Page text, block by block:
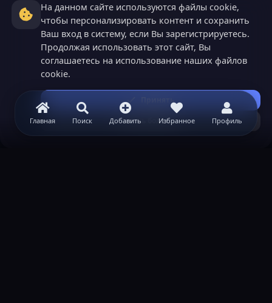
Главная Поиск Добавить Избранное Профиль
На данном сайте используются файлы cookie,
чтобы персонализировать контент и сохранить
Ваш вход в систему, если Вы зарегистрируетесь.
Продолжая использовать этот сайт, Вы
соглашаетесь на использование наших файлов
cookie.
Принять
Узнать больше...